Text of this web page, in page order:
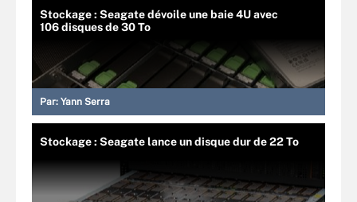
Stockage : Seagate dévoile une baie 4U avec
106 disques de 30 To
Par: Yann Serra
Stockage : Seagate lance un disque dur de 22 To